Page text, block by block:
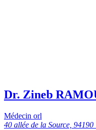
Dr. Zineb
Médecin orl
40 allée de la Source,